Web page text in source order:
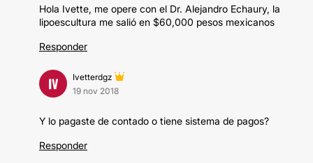
Hola Ivette, me opere con el Dr. Alejandro Echaury, la
lipoescultura me salió en $60,000 pesos mexicanos
Responder
IV
Ivetterdgz
19 nov 2018
Y lo pagaste de contado o tiene sistema de pagos?
Responder